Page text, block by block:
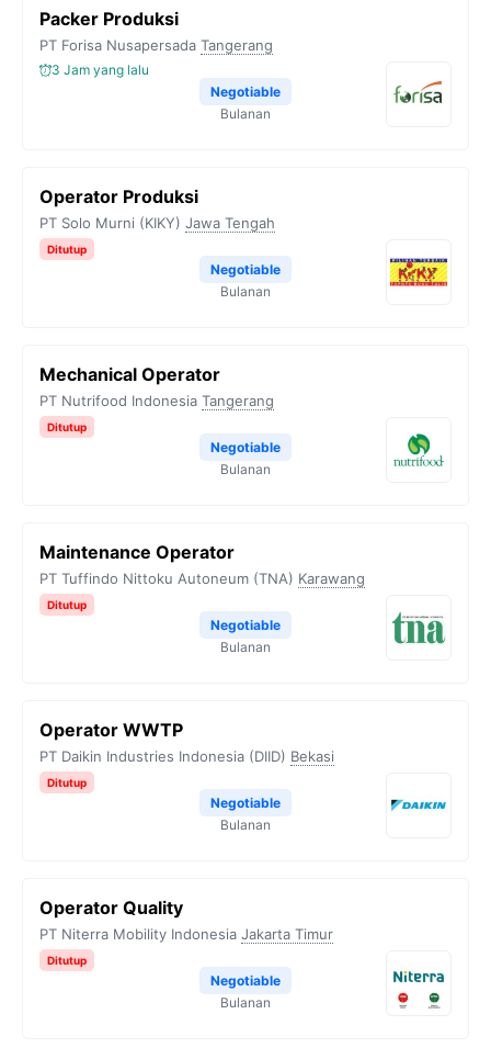
Packer Produksi
PT Forisa Nusapersada Tangerang
3 Jam yang lalu
Negotiable
Bulanan
Operator Produksi
PT Solo Murni (KIKY) Jawa Tengah
Ditutup
Negotiable
Bulanan
Mechanical Operator
PT Nutrifood Indonesia Tangerang
Ditutup
Negotiable
Bulanan
Maintenance Operator
PT Tuffindo Nittoku Autoneum (TNA) Karawang
Ditutup
Negotiable
Bulanan
Operator WWTP
PT Daikin Industries Indonesia (DIID) Bekasi
Ditutup
Negotiable
Bulanan
Operator Quality
PT Niterra Mobility Indonesia Jakarta Timur
Ditutup
Negotiable
Bulanan